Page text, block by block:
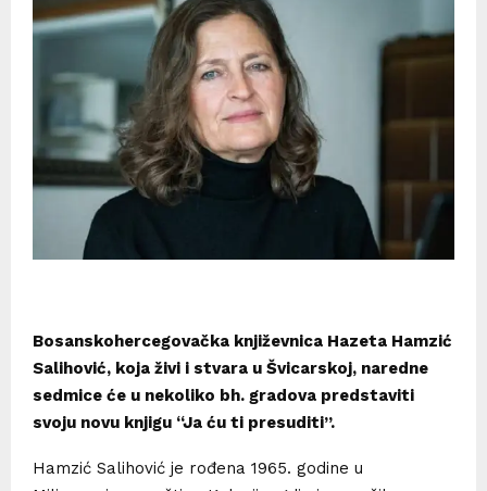
Bosanskohercegovačka književnica Hazeta Hamzić
Salihović, koja živi i stvara u Švicarskoj, naredne
sedmice će u nekoliko bh. gradova predstaviti
svoju novu knjigu “Ja ću ti presuditi”.
Hamzić Salihović je rođena 1965. godine u